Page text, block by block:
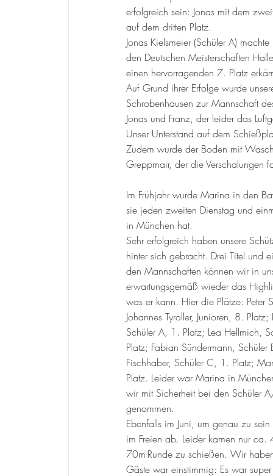
erfolgreich sein: Jonas mit dem
auf dem dritten Platz.
Jonas Kielsmeier (Schüler A)
den Deutschen Meisterschaften
einen hervorragenden 7. Platz
Auf Grund ihrer Erfolge wurde
Schrobenhausen zur Mannschaft
Jonas und Franz, der leider das
Unser Unterstand auf dem
Zudem wurde der Boden mit
Greppmair, der die Verschalungen
Im Frühjahr wurde Marina in den
sie jeden zweiten Dienstag und
in München hat.
Sehr erfolgreich haben unsere
hinter sich gebracht. Drei Titel und
den Mannschaften können wir in
erwartungsgemäß wieder das
was er kann. Hier die Plätze: Peter
Johannes Tyroller, Junioren, 8.
Schüler A, 1. Platz; Lea Hellmich,
Platz; Fabian Sündermann,
Fischhaber, Schüler C, 1. Platz;
Platz. Leider war Marina in
wir mit Sicherheit bei den Schüler
genommen.
Ebenfalls im Juni, um genau zu
im Freien ab. Leider kamen nur
70m-Runde zu schießen. Wir
Gäste war einstimmig: Es war